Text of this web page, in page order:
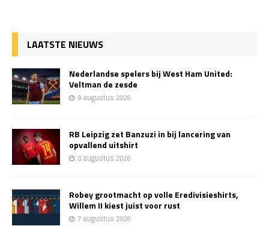
LAATSTE NIEUWS
Nederlandse spelers bij West Ham United:
Veltman de zesde
9 augustus 2026
RB Leipzig zet Banzuzi in bij lancering van
opvallend uitshirt
8 augustus 2026
Robey grootmacht op volle Eredivisieshirts,
Willem II kiest juist voor rust
7 augustus 2026